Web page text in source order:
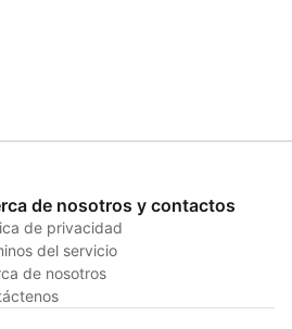
de nosotros y contactos
de privacidad
del servicio
de nosotros